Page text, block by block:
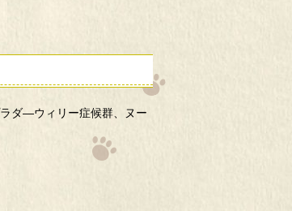
ダ―ウィリー症候群、ヌー